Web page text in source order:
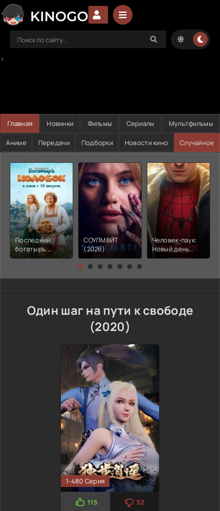
>
Главная Новинки Фильмы Сериалы Мультфильмы
Аниме Передачи Подборки Новости кино Случайное
Последний
богатырь.
Колобок (2026)
СОУЛМ8ЙТ
(2026)
Человек-паук:
Новый день
(2026)
Один шаг на пути к свободе
(2020)
1-480 Серия
115 52